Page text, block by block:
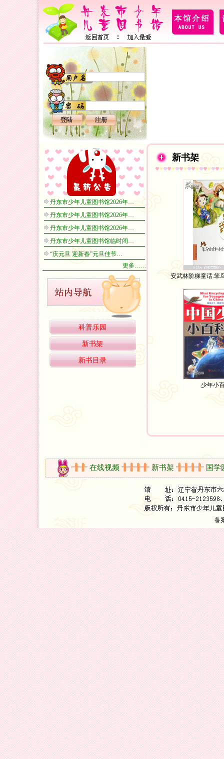
丹东市少年儿童图书馆2026年…
丹东市少年儿童图书馆2026年…
丹东市少年儿童图书馆2026年…
丹东市少年儿童图书馆临时闭…
“庆元旦 迎新春”元旦佳节…
更多……
科普乐园
新书架
新书目录
新书架
安武林阶梯童话.笨
少年小
活动剪影 在线视频 新书架 国学园
备